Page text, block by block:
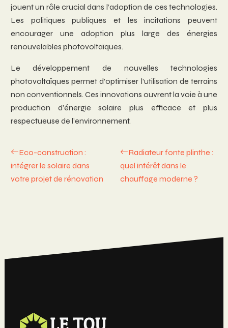
jouent un rôle crucial dans l’adoption de ces technologies.
Les politiques publiques et les incitations peuvent
encourager une adoption plus large des énergies
renouvelables photovoltaïques.
Le développement de nouvelles technologies
photovoltaïques permet d’optimiser l’utilisation de terrains
non conventionnels. Ces innovations ouvrent la voie à une
production d’énergie solaire plus efficace et plus
respectueuse de l’environnement.
Eco-construction :
intégrer le solaire dans
votre projet de rénovation
Radiateur fonte plinthe :
quel intérêt dans le
chauffage moderne ?